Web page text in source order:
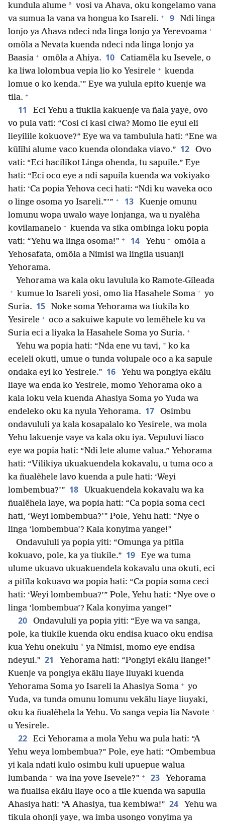
kundula alume * vosi va Ahava, oku kongelamo vana
va sumua la vana va hongua ko Isareli. + 9
Ndi linga
lonjo ya Ahava ndeci nda linga lonjo ya Yerevoama +
omõla a Nevata kuenda ndeci nda linga lonjo ya
Baasia + omõla a Ahiya. 10
Catiamẽla ku Isevele, o
ka liwa lolombua vepia lio ko Yesirele + kuenda
lomue o ko kenda.’” Eye wa yulula epito kuenje wa
tila. +
11
Eci Yehu a tiukila kakuenje va ñala yaye, ovo
vo pula vati: “Cosi ci kasi ciwa? Momo lie eyui eli
lieyilile kokuove?” Eye wa va tambulula hati: “Ene wa
kũlĩhi alume vaco kuenda olondaka viavo.” 12
Ovo
vati: “Eci haciliko! Linga ohenda, tu sapuile.” Eye
hati: “Eci oco eye a ndi sapuila kuenda wa vokiyako
hati: ‘Ca popia Yehova ceci hati: “Ndi ku waveka oco
o linge osoma yo Isareli.”’” + 13
Kuenje omunu
lomunu wopa uwalo waye lonjanga, wa u nyalẽha
kovilamanelo + kuenda va sika ombinga loku popia
vati: “Yehu wa linga osoma!” + 14 Yehu + omõla a
Yehosafata, omõla a Nimisi wa lingila usuanji
Yehorama.
Yehorama wa kala oku lavulula ko Ramote-Gileada
+ kumue lo Isareli yosi, omo lia Hasahele Soma + yo
Suria. 15
Noke soma Yehorama wa tiukila ko
Yesirele + oco a sakuiwe kapute vo lemẽhele ku va
Suria eci a liyaka la Hasahele Soma yo Suria. +
Yehu wa popia hati: “Nda ene vu tavi, * ko ka
eceleli okuti, umue o tunda volupale oco a ka sapule
ondaka eyi ko Yesirele.” 16
Yehu wa pongiya ekãlu
liaye wa enda ko Yesirele, momo Yehorama oko a
kala loku vela kuenda Ahasiya Soma yo Yuda wa
endeleko oku ka nyula Yehorama. 17
Osimbu
ondavululi ya kala kosapalalo ko Yesirele, wa mola
Yehu lakuenje vaye va kala oku iya. Vepuluvi liaco
eye wa popia hati: “Ndi lete alume valua.” Yehorama
hati: “Vilikiya ukuakuendela kokavalu, u tuma oco a
ka ñualẽhele lavo kuenda a pule hati: ‘Weyi
lombembua?’” 18
Ukuakuendela kokavalu wa ka
ñualẽhela laye, wa popia hati: “Ca popia soma ceci
hati, ‘Weyi lombembua?’” Pole, Yehu hati: “Nye o
linga ‘lombembua’? Kala konyima yange!”
Ondavululi ya popia yiti: “Omunga ya pitĩla
kokuavo, pole, ka ya tiukile.” 19
Eye wa tuma
ulume ukuavo ukuakuendela kokavalu una okuti, eci
a pitĩla kokuavo wa popia hati: “Ca popia soma ceci
hati: ‘Weyi lombembua?’” Pole, Yehu hati: “Nye ove o
linga ‘lombembua’? Kala konyima yange!”
20
Ondavululi ya popia yiti: “Eye wa va sanga,
pole, ka tiukile kuenda oku endisa kuaco oku endisa
kua Yehu onekulu * ya Nimisi, momo eye endisa
ndeyui.” 21
Yehorama hati: “Pongiyi ekãlu liange!”
Kuenje va pongiya ekãlu liaye liuyaki kuenda
Yehorama Soma yo Isareli la Ahasiya Soma + yo
Yuda, va tunda omunu lomunu vekãlu liaye liuyaki,
oku ka ñualẽhela la Yehu. Vo sanga vepia lia Navote +
u Yesirele.
22
Eci Yehorama a mola Yehu wa pula hati: “A
Yehu weya lombembua?” Pole, eye hati: “Ombembua
yi kala ndati kulo osimbu kuli upuepue walua
lumbanda + wa ina yove Isevele?” + 23
Yehorama
wa ñualisa ekãlu liaye oco a tile kuenda wa sapuila
Ahasiya hati: “A Ahasiya, tua kembiwa!” 24
Yehu wa
tikula ohonji yaye, wa imba usongo vonyima ya